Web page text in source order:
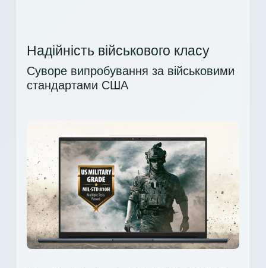
Надійність військового класу
Суворе випробування за військовими
стандартами США